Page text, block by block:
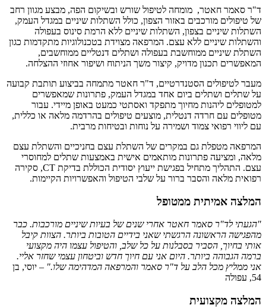
ד"ר סאמר חאטר, מומחה לטיפול שורש ובשיקום הפה, מבצע מגוון רחב
של טיפולים מורכבים באזור הצפון, כולל השתלות שיניים במגדל העמק,
השתלות שיניים בצפון, השתלות שיניים ללא הרמת סינוס בעפולה
והשתלות שיניים ללא עצם. המרפאה מצוידת בטכנולוגיות מתקדמות כגון
השתלת שיניים ממוחשבת בעפולה ושתלים דנטליים ממוחשבים,
המאפשרים תכנון מדויק, קיצור משך הניתוח ושיפור אחוזי ההצלחה.
מעבר לטיפולים הסטנדרטיים, ד"ר חאטר מתמחה בביצוע תותבת קבועה
על שתלים ושתלים ביום אחד במגדל העמק, פתרונות שמאפשרים
למטופלים ליהנות מחיוך מתפקד ואסתטי כמעט באופן מיידי. עבור
מטופלים עם חרדה דנטלית, מוצעים טיפולים בהרדמה מלאה או כללית,
עם ליווי רפואי צמוד ושמירה על נוחות ובטיחות מרבית.
המרפאה מטפלת גם במקרים של השתלת עצם בחניכיים והשתלת עצם
מלאה, ומציעה פתרונות מותאמים אישית באמצעות שתלים למחוסרי
עצם. התהליך מתחיל בפגישת ייעוץ יסודית הכוללת בדיקת CT, סקירה
רפואית מלאה והסבר ברור על שלבי הטיפול והאפשרויות הקיימות.
המלצה אמיתית ממטופל
"הגעתי לד"ר סאמר חאטר אחרי שנים של בעיות שיניים מורכבות. כבר
מהפגישה הראשונה הרגשתי שאני בידיים הטובות ביותר. הצוות קיבל
אותי בחיוך, הסביר בסבלנות על כל שלב, והטיפול עצמו היה מקצועי
ברמה הגבוהה ביותר. היום אני עם חיוך חדש וביטחון עצמי שחזר אליי.
אני ממליץ מכל הלב על ד"ר סאמר והמרפאה המדהימה שלו." – יוסי, בן
54, עפולה
המלצה מקצועית